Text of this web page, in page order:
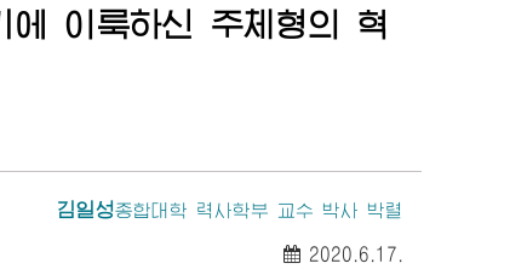
에 이룩하신 주체형의 혁
김일성종합대학 력사학부 교수 박사 박렬
2020.6.17.